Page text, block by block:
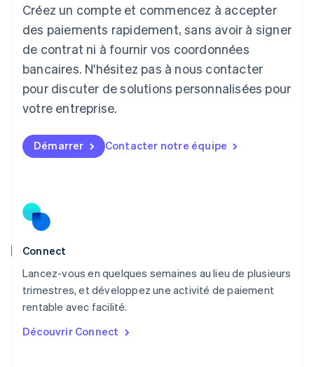
Créez un compte et commencez à accepter
des paiements rapidement, sans avoir à signer
de contrat ni à fournir vos coordonnées
bancaires. N'hésitez pas à nous contacter
pour discuter de solutions personnalisées pour
votre entreprise.
Démarrer Contacter notre équipe
Connect
Lancez-vous en quelques semaines au lieu de plusieurs
trimestres, et développez une activité de paiement
rentable avec facilité.
Découvrir Connect
Lettonie
English
Liechtenstein
DeutschEnglish
Lituanie
Luxembourg
FrançaisDeutschEnglish
English简体中文
Malte
English
Nouvelle-Zélande
English
NederlandsEnglish
Pologne
English
PortuguêsEnglish